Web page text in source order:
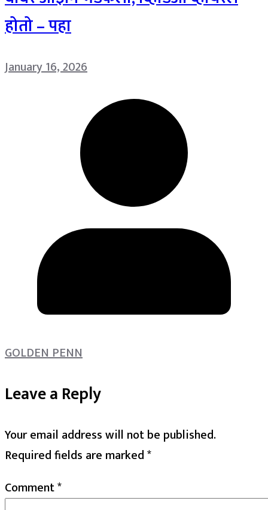
होतो – पहा
January 16, 2026
GOLDEN PENN
Leave a Reply
Your email address will not be published.
Required fields are marked*
Comment*